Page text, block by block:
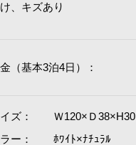
、キズあり
（基本3泊4日）：
ズ：
Ｗ120×Ｄ38×H30
ー：
ﾎﾜｲﾄ×ﾅﾁｭﾗﾙ